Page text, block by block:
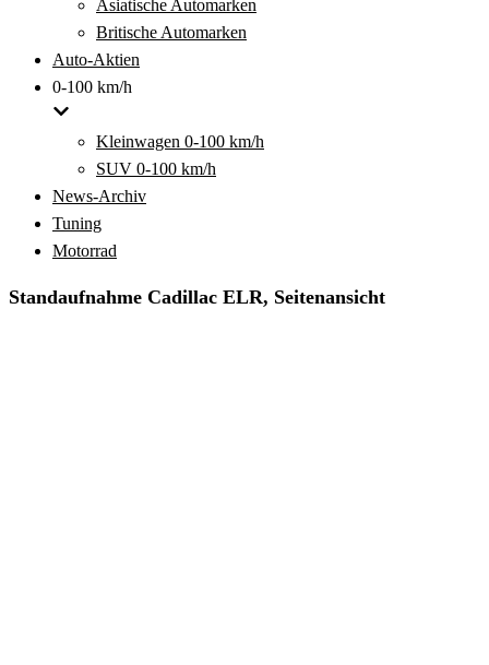
Asiatische Automarken
Britische Automarken
Auto-Aktien
0-100 km/h
Kleinwagen 0-100 km/h
SUV 0-100 km/h
News-Archiv
Tuning
Motorrad
Standaufnahme Cadillac ELR, Seitenansicht